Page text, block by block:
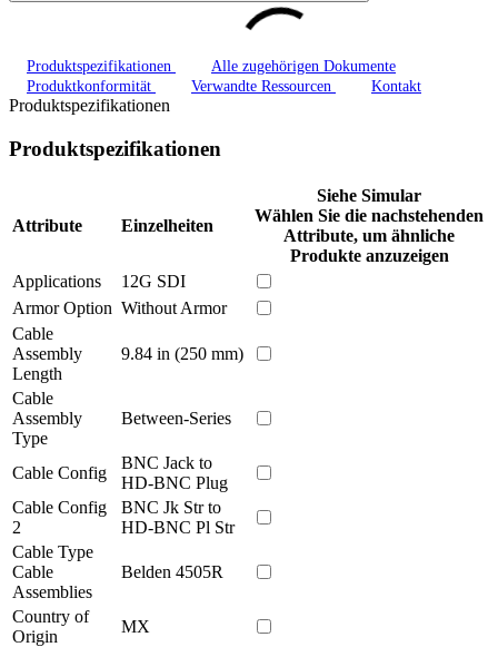
Produktspezifikationen
Alle zugehörigen Dokumente
Produktkonformität
Verwandte Ressourcen Kontakt
Produktspezifikationen
Produktspezifikationen
Attribute Einzelheiten
Siehe Simular
Wählen Sie die nachstehenden
Attribute, um ähnliche
Produkte anzuzeigen
Applications
12G SDI
Armor Option Without Armor
Cable
Assembly
Length
9.84 in (250 mm)
Cable
Assembly
Type
Between-Series
Cable Config
BNC Jack to
HD-BNC Plug
Cable Config
2
BNC Jk Str to
HD-BNC Pl Str
Cable Type
Cable
Assemblies
Belden 4505R
Country of
Origin
MX